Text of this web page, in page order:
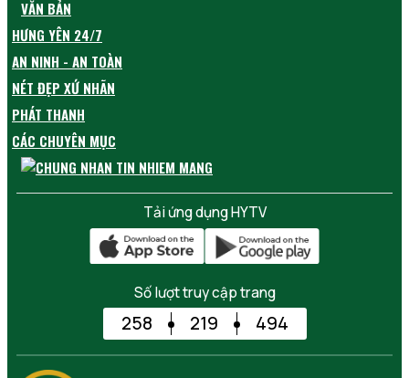
VĂN BẢN
HƯNG YÊN 24/7
AN NINH - AN TOÀN
NÉT ĐẸP XỨ NHÃN
PHÁT THANH
CÁC CHUYÊN MỤC
Tải ứng dụng HYTV
Số lượt truy cập trang
258 219 494